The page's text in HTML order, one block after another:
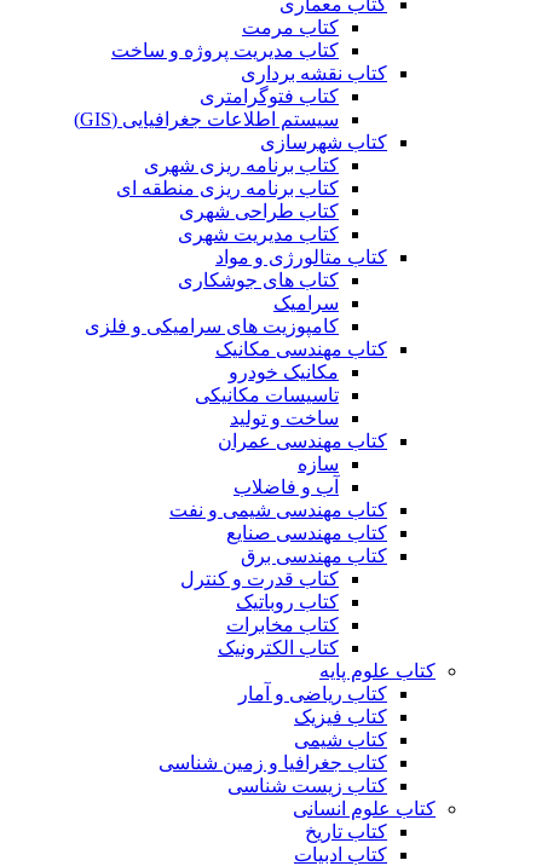
کتاب مرمت
کتاب مدیریت پروژه و ساخت
کتاب نقشه برداری
کتاب فتوگرامتری
سیستم اطلاعات جغرافیایی (GIS)
کتاب شهرسازی
کتاب برنامه ریزی شهری
کتاب برنامه ریزی منطقه ای
کتاب طراحی شهری
کتاب مدیریت شهری
کتاب متالورژی و مواد
کتاب های جوشکاری
سرامیک
کامپوزیت های سرامیکی و فلزی
کتاب مهندسی مکانیک
مکانیک خودرو
تاسیسات مکانیکی
ساخت و تولید
کتاب مهندسی عمران
سازه
آب و فاضلاب
کتاب مهندسی شیمی و نفت
کتاب مهندسی صنایع
کتاب مهندسی برق
کتاب قدرت و کنترل
کتاب روباتیک
کتاب مخابرات
کتاب الکترونیک
کتاب علوم پایه
کتاب ریاضی و آمار
کتاب فیزیک
کتاب شیمی
کتاب جغرافیا و زمین شناسی
کتاب زیست شناسی
کتاب علوم انسانی
کتاب تاریخ
کتاب ادبیات